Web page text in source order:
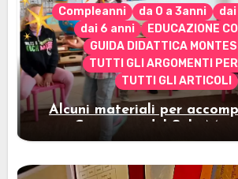
Compleanni da 0 a 3anni
dai 6 anni
EDUCAZIONE
GUIDA DIDATTICA
TUTTI GLI ARGOMENTI
TUTTI GLI ARTICOLI
Alcuni materiali per
Cerimonia del Sole